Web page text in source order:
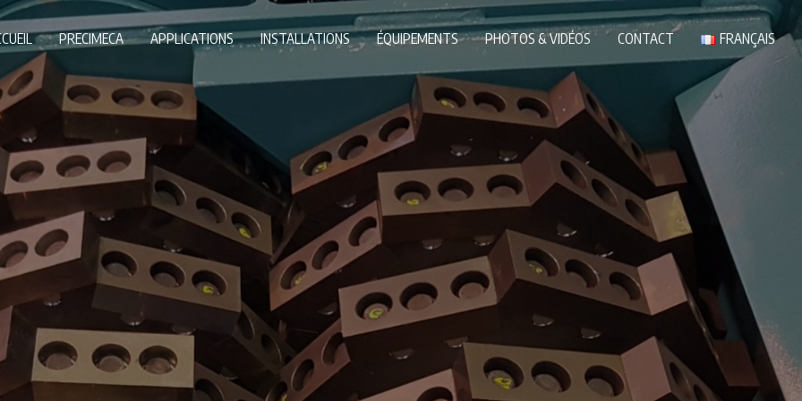
PRECIMECA APPLICATIONS INSTALLATIONS ÉQUIPEMENTS PHOTOS & VIDÉOS CONTACT FRANÇAIS